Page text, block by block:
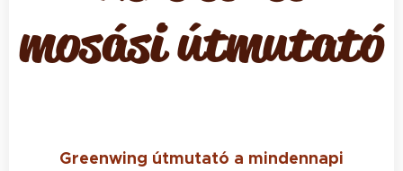
mosási útmutató
Greenwing útmutató a mindennapi